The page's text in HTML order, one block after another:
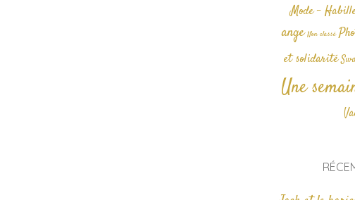
Mode -
ange Non classé
et solidarité
Une